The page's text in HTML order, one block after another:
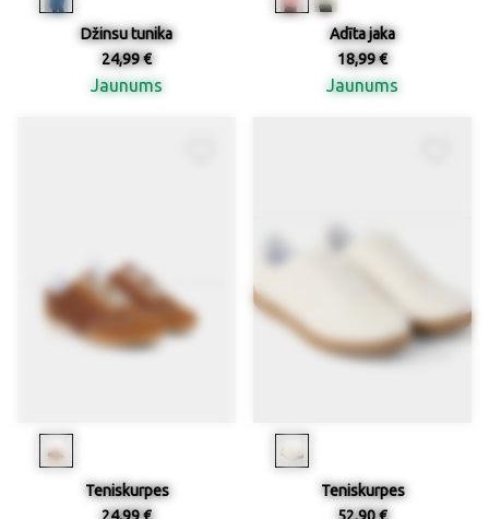
Džinsu tunika
24,99 €
Jaunums
Adīta jaka
18,99 €
Jaunums
Teniskurpes
24,99 €
Teniskurpes
52,90 €